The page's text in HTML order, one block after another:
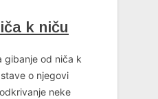
k niču
gibanje od niča k
o njegovi
neke